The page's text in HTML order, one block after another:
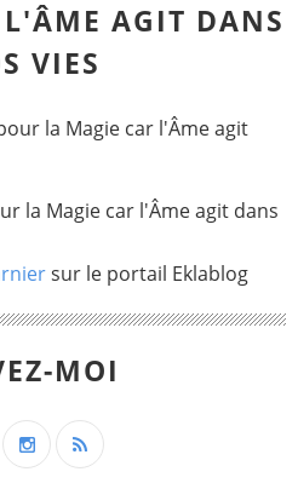
AGIT DANS
VIES
la Magie car l'Âme agit dans
sur le portail Eklablog
MOI